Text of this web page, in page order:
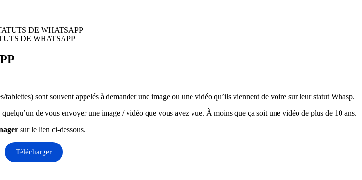
DE WHATSAPP
sont souvent appelés à demander une image ou une vidéo qu’ils viennent de voire sur leur statut Whasp.
de vous envoyer une image / vidéo que vous avez vue. À moins que ça soit une vidéo de plus de 10 ans.
sur le lien ci-dessous.
Télécharger